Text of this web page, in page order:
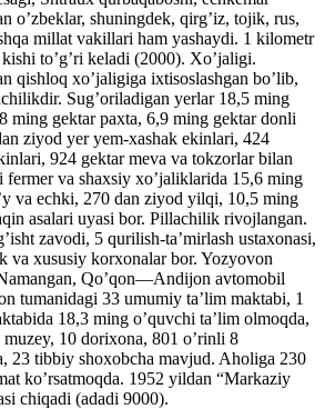
o’zbeklar, shuningdek, qirg’iz, tojik, rus,
millat vakillari ham yashaydi. 1 kilometr
to’g’ri keladi (2000). Xo’jaligi.
qishloq xo’jaligiga ixtisoslashgan bo’lib,
Sug’oriladigan yerlar 18,5 ming
ming gektar paxta, 6,9 ming gektar donli
ziyod yer yem-xashak ekinlari, 424
924 gektar meva va tokzorlar bilan
fermer va shaxsiy xo’jaliklarida 15,6 ming
va echki, 270 dan ziyod yilqi, 10,5 ming
asalari uyasi bor. Pillachilik rivojlangan.
zavodi, 5 qurilish-ta’mirlash ustaxonasi,
va xususiy korxonalar bor. Yozyovon
Qo’qon—Andijon avtomobil
tumanidagi 33 umumiy ta’lim maktabi, 1
18,3 ming o’quvchi ta’lim olmoqda,
10 dorixona, 801 o’rinli 8
23 tibbiy shoxobcha mavjud. Aholiga 230
ko’rsatmoqda. 1952 yildan “Markaziy
chiqadi (adadi 9000).